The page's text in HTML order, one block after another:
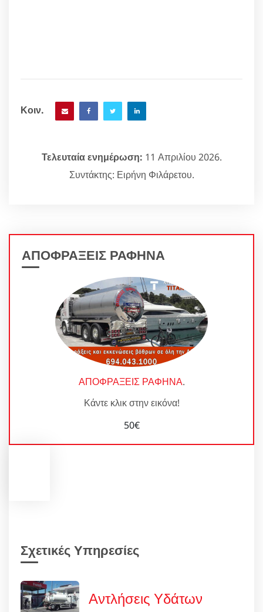
Κοιν.
Τελευταία ενημέρωση: 11 Απριλίου 2026.
Συντάκτης: Ειρήνη Φιλάρετου.
ΑΠΟΦΡΑΞΕΙΣ ΡΑΦΗΝΑ
ΑΠΟΦΡΑΞΕΙΣ ΡΑΦΗΝΑ.
Κάντε κλικ στην εικόνα!
50€
Σχετικές Υπηρεσίες
Αντλήσεις Υδάτων